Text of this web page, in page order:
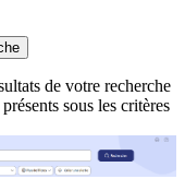
de votre recherche
sous les critères